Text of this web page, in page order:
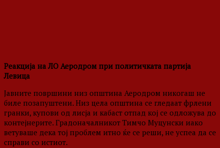
Реакција на ЛО Аеродром при политичката партија
Левица
Jавните површини низ општина Аеродром никогаш не
биле позапуштени. Низ цела општина се гледаат фрлени
гранки, купови од лисја и кабаст отпад кој се одложува до
контејнерите. Градоначалникот Тимчо Муцунски иако
ветуваше дека тој проблем итно ќе се реши, не успеа да се
справи со истиот.